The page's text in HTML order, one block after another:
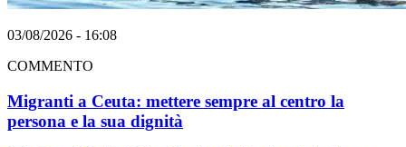
03/08/2026 - 16:08
COMMENTO
Migranti a Ceuta: mettere sempre al centro la
persona e la sua dignità